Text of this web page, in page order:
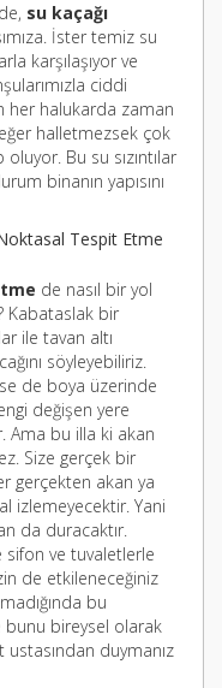
su kaçağı
İster temiz su
karşılaşıyor ve
ciddi
her halukarda zaman
halletmezsek çok
Bu su sızıntılar
binanın yapısını
Tespit Etme
de nasıl bir yol
Kabataslak bir
ile tavan altı
söyleyebiliriz.
de boya üzerinde
değişen yere
Ama bu illa ki akan
Size gerçek bir
gerçekten akan ya
izlemeyecektir. Yani
da duracaktır.
ve tuvaletlerle
de etkileneceğiniz
bu
bireysel olarak
duymanız